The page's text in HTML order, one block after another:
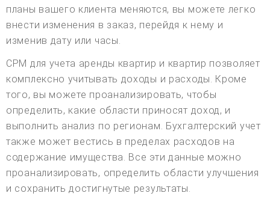
планы вашего клиента меняются, вы можете легко
внести изменения в заказ, перейдя к нему и
изменив дату или часы.
СРМ для учета аренды квартир и квартир позволяет
комплексно учитывать доходы и расходы. Кроме
того, вы можете проанализировать, чтобы
определить, какие области приносят доход, и
выполнить анализ по регионам. Бухгалтерский учет
также может вестись в пределах расходов на
содержание имущества. Все эти данные можно
проанализировать, определить области улучшения
и сохранить достигнутые результаты.